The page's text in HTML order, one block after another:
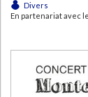
Divers
En partenariat avec